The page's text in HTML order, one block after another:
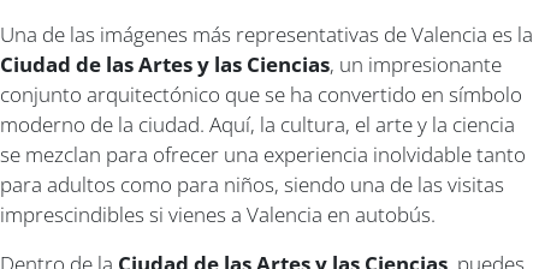
Una de las imágenes más representativas de Valencia es la
Ciudad de las Artes y las Ciencias, un impresionante
conjunto arquitectónico que se ha convertido en símbolo
moderno de la ciudad. Aquí, la cultura, el arte y la ciencia
se mezclan para ofrecer una experiencia inolvidable tanto
para adultos como para niños, siendo una de las visitas
imprescindibles si vienes a Valencia en autobús.
Dentro de la Ciudad de las Artes y las Ciencias , puedes